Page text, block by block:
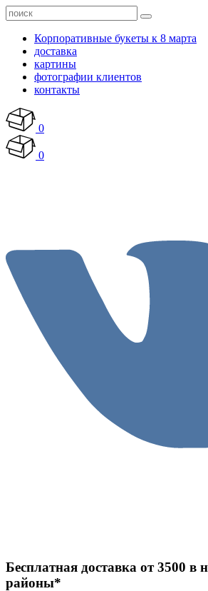
Корпоративные букеты к 8 марта
доставка
картины
фотографии клиентов
контакты
0
0
Бесплатная доставка от 3500 в
районы*